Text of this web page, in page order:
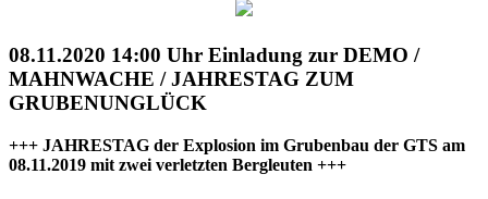
08.11.2020 14:00 Uhr Einladung zur DEMO /
MAHNWACHE / JAHRESTAG ZUM
GRUBENUNGLÜCK
+++ JAHRESTAG der Explosion im Grubenbau der GTS am
08.11.2019 mit zwei verletzten Bergleuten +++